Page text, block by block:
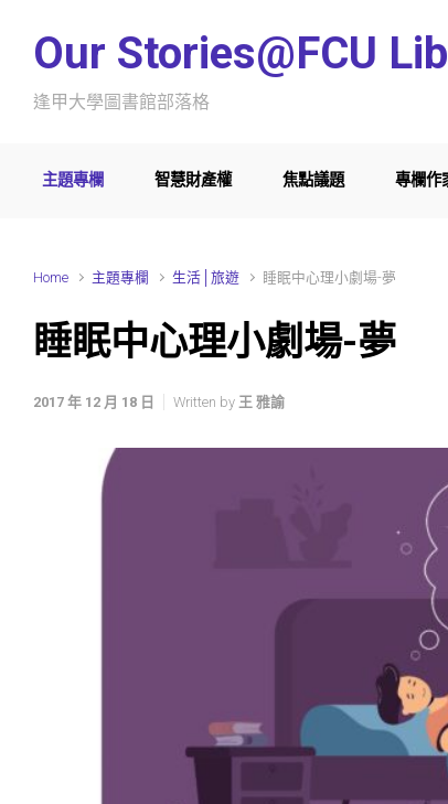
Our Stories@FCU
逢甲大學圖書館部落格
主題專欄 智慧財產權 焦點議題 專欄作
Home 主題專欄 生活│旅遊 睡眠中心理小劇場-夢
睡眠中心理小劇場-夢
2017 年 12 月 18 日 Written by 王 雅諭